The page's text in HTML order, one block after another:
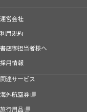
運営会社
利用規約
書店御担当者様へ
採用情報
関連サービス
海外航空券
旅行用品